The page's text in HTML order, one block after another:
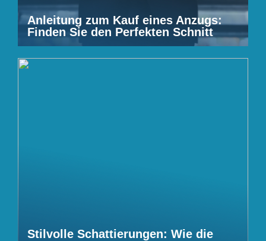
Anleitung zum Kauf eines Anzugs:
Finden Sie den Perfekten Schnitt
Stilvolle Schattierungen: Wie die